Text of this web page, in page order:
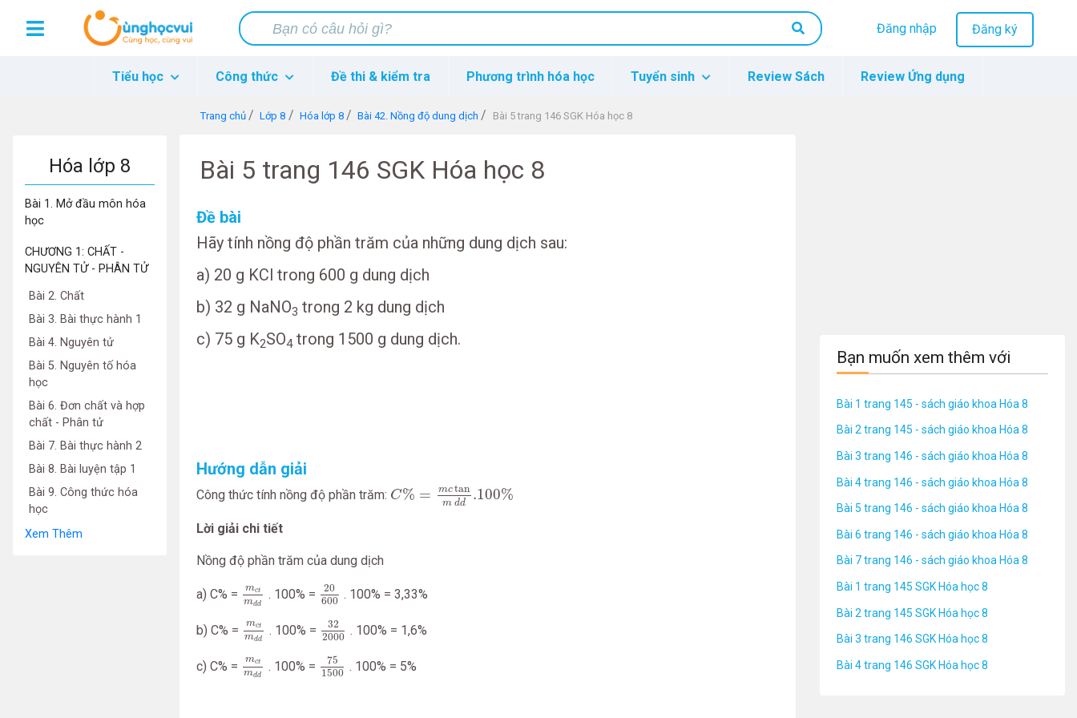
Đăng nhập Đăng ký
Tiểu học Công thức Đề thi & kiểm tra Phương trình hóa học Tuyển sinh Review Sách Review Ứng dụng
Trang chủ Lớp 8 Hóa lớp 8 Bài 42. Nồng độ dung dịch Bài 5 trang 146 SGK Hóa học 8
Hóa lớp 8
Bài 1. Mở đầu môn hóa
học
CHƯƠNG 1: CHẤT -
NGUYÊN TỬ - PHÂN TỬ
Bài 2. Chất
Bài 3. Bài thực hành 1
Bài 4. Nguyên tử
Bài 5. Nguyên tố hóa
học
Bài 6. Đơn chất và hợp
chất - Phân tử
Bài 7. Bài thực hành 2
Bài 8. Bài luyện tập 1
Bài 9. Công thức hóa
học
Xem Thêm
Bài 5 trang 146 SGK Hóa học 8
Đề bài
Hãy tính nồng độ phần trăm của những dung dịch sau:
a) 20 g KCl trong 600 g dung dịch
b) 32 g NaNO3 trong 2 kg dung dịch
c) 75 g K2SO4 trong 1500 g dung dịch.
Hướng dẫn giải
Công thức tính nồng độ phần trăm: C% = mctan
m dd .100%
C%= ctanm d d.100
Lời giải chi tiết
Nồng độ phần trăm của dung dịch
a) C% = mct
mdd
mc mdd
. 100% =
20
600
20
. 100% = 3,33%
b) C% = mct
mdd
mc mdd
. 100% =
32
2000
322000
. 100% = 1,6%
c) C% = mct
mdd
mc mdd
. 100% =
75
1500
751500
. 100% = 5%
Bạn muốn xem thêm với
Bài 1 trang 145 - sách giáo khoa Hóa 8
Bài 2 trang 145 - sách giáo khoa Hóa 8
Bài 3 trang 146 - sách giáo khoa Hóa 8
Bài 4 trang 146 - sách giáo khoa Hóa 8
Bài 5 trang 146 - sách giáo khoa Hóa 8
Bài 6 trang 146 - sách giáo khoa Hóa 8
Bài 7 trang 146 - sách giáo khoa Hóa 8
Bài 1 trang 145 SGK Hóa học 8
Bài 2 trang 145 SGK Hóa học 8
Bài 3 trang 146 SGK Hóa học 8
Bài 4 trang 146 SGK Hóa học 8